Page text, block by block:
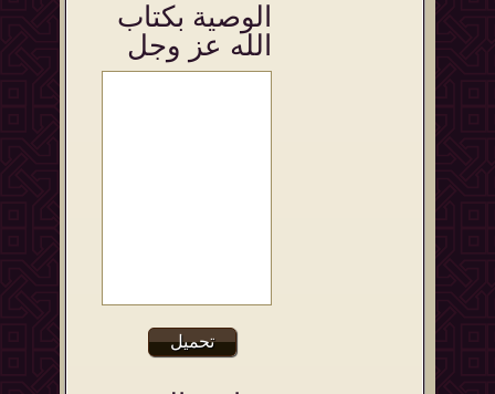
الوصية بكتاب
الله عز وجل
تحميل